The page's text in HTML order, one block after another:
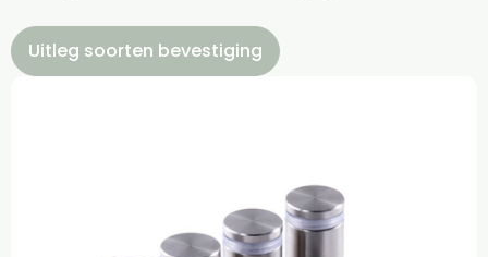
Uitleg soorten bevestiging